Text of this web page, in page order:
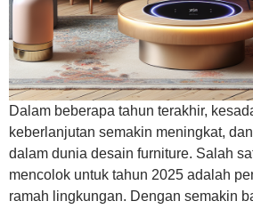
Dalam beberapa tahun terakhir,
keberlanjutan semakin meningkat,
dalam dunia desain furniture. Salah
mencolok untuk tahun 2025 adalah
ramah lingkungan. Dengan semakin